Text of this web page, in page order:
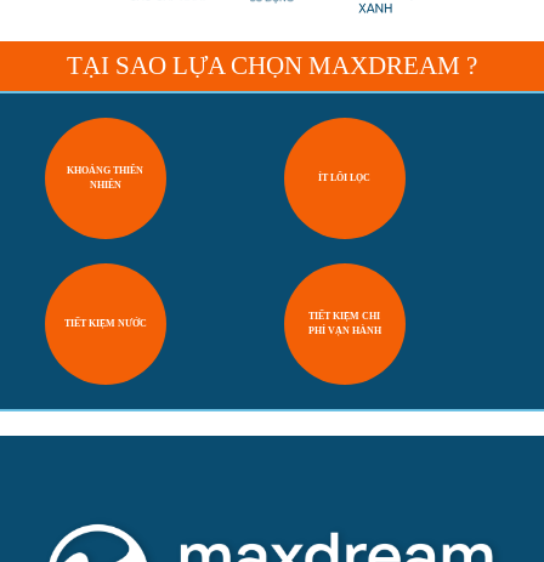
TẠI SAO LỰA CHỌN MAXDREAM ?
KHOÁNG THIÊN
NHIÊN
ÍT LÕI LỌC
TIẾT KIỆM NƯỚC
TIẾT KIỆM CHI
PHÍ VẬN HÀNH